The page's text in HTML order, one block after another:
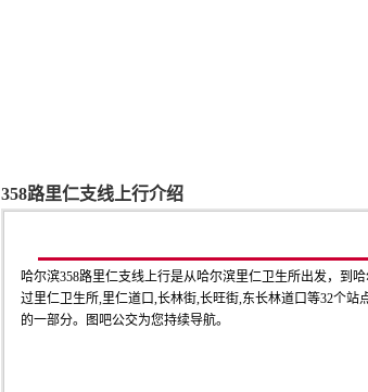
358路里仁支线上行介绍
哈尔滨358路里仁支线上行是从哈尔滨里仁卫生所出发，到
过里仁卫生所,里仁道口,长林街,长旺街,东长林道口等32个
的一部分。图吧公交为您持续导航。